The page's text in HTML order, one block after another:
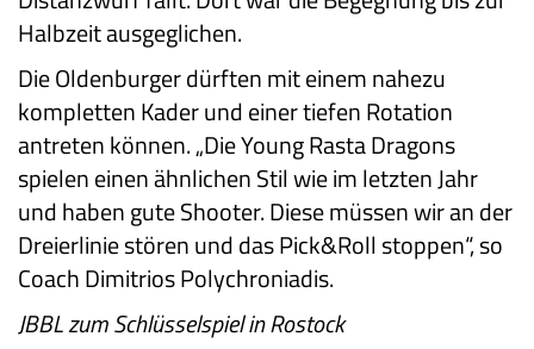
Halbzeit ausgeglichen.
Die Oldenburger dürften mit einem nahezu
kompletten Kader und einer tiefen Rotation
antreten können. „Die Young Rasta Dragons
spielen einen ähnlichen Stil wie im letzten Jahr
und haben gute Shooter. Diese müssen wir an der
Dreierlinie stören und das Pick&Roll stoppen“, so
Coach Dimitrios Polychroniadis.
JBBL zum Schlüsselspiel in Rostock